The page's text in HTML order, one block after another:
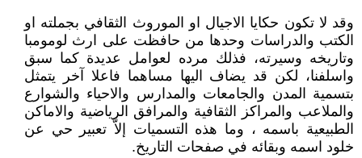
وقد لا تكون حكايا الاجيال او الموروث الثقافي بجملته او
الكتب والدراسات وحدها من حافظت على ارث لومومبا
وتاريخه وسيرته، فذلك مرده لعوامل عديدة كما سبق
واسلفنا، لكن قد يضاف اليها مساهما فاعلا آخر يتمثل
بتسمية المدن والجامعات والمدارس والاحياء والشوارع
والملاعب والمراكز الثقافية والمرافق الرياضية والاماكن
الطبيعية باسمه ، وما هذه التسميات إلاّ تعبير حي عن
خلود اسمه وبقائه في صفحات التاريخ.